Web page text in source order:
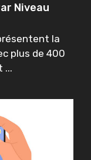
Niveau
la
plus de 400
...